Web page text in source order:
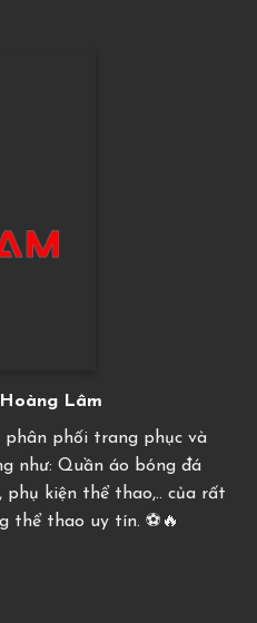
Lâm
phân phối trang phục và
như: Quần áo bóng đá
kiện thể thao,.. của rất
thể thao uy tín. ⚽️🔥